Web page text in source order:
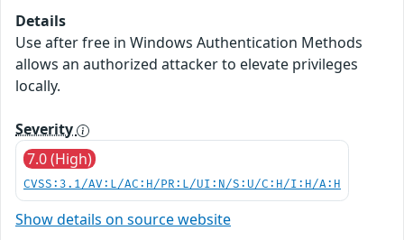
Details
Use after free in Windows Authentication Methods
allows an authorized attacker to elevate privileges
locally.
Severity
7.0 (High)
CVSS:3.1/AV:L/AC:H/PR:L/UI:N/S:U/C:H/I:H/A:H
Show details on source website